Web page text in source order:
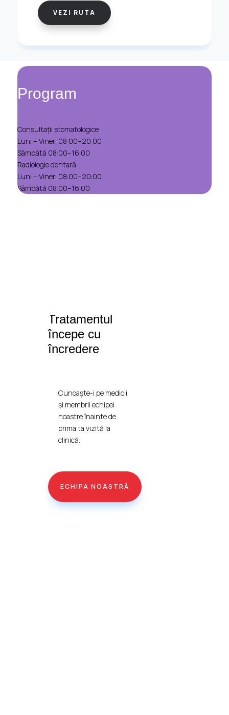
VEZI RUTA
Program
Consultații stomatologice
Luni – Vineri 08:00–20:00
Sâmbătă 08:00–16:00
Radiologie dentară
Luni – Vineri 08:00–20:00
Sâmbătă 08:00–16:00
Tratamentul
începe cu
încredere
Cunoaște-i pe medicii
și membrii echipei
noastre înainte de
prima ta vizită la
clinică.
ECHIPA NOASTRĂ